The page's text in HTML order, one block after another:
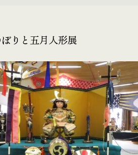
りと五月人形展